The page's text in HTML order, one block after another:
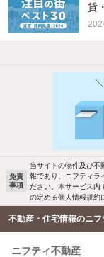
貸
免責
事項
当サイトの物件及び不
報であり、ニフティラ
ださい。本サービス内
の定める個人情報規約
不動産・住宅情報のニ
ニフティ不動産